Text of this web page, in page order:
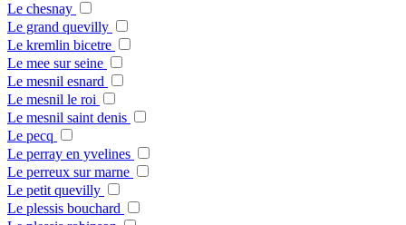
Le chesnay
Le grand quevilly
Le kremlin bicetre
Le mee sur seine
Le mesnil esnard
Le mesnil le roi
Le mesnil saint denis
Le pecq
Le perray en yvelines
Le perreux sur marne
Le petit quevilly
Le plessis bouchard